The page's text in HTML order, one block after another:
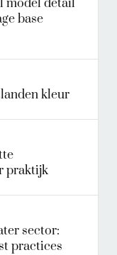
model detail
base
kleur
praktijk
sector:
practices